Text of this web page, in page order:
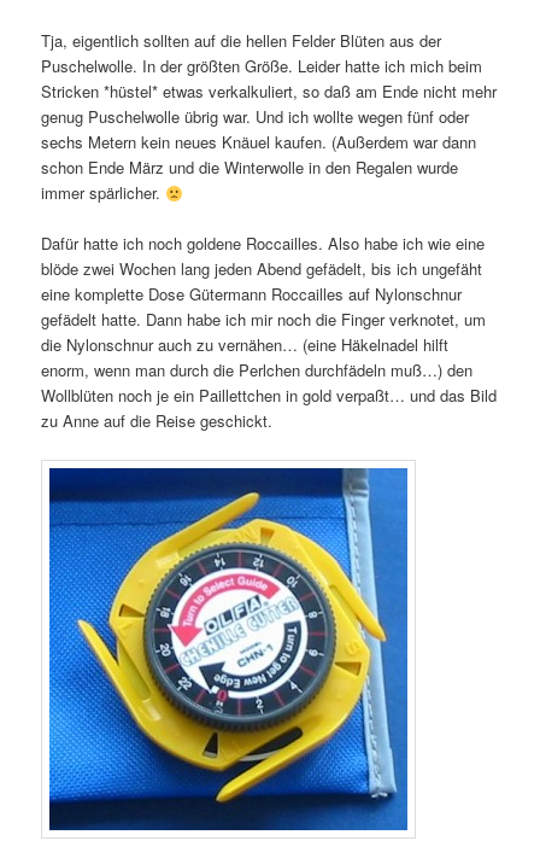
Tja, eigentlich sollten auf die hellen Felder Blüten aus der
Puschelwolle. In der größten Größe. Leider hatte ich mich beim
Stricken *hüstel* etwas verkalkuliert, so daß am Ende nicht mehr
genug Puschelwolle übrig war. Und ich wollte wegen fünf oder
sechs Metern kein neues Knäuel kaufen. (Außerdem war dann
schon Ende März und die Winterwolle in den Regalen wurde
immer spärlicher.
Dafür hatte ich noch goldene Roccailles. Also habe ich wie eine
blöde zwei Wochen lang jeden Abend gefädelt, bis ich ungefäht
eine komplette Dose Gütermann Roccailles auf Nylonschnur
gefädelt hatte. Dann habe ich mir noch die Finger verknotet, um
die Nylonschnur auch zu vernähen… (eine Häkelnadel hilft
enorm, wenn man durch die Perlchen durchfädeln muß…) den
Wollblüten noch je ein Paillettchen in gold verpaßt… und das Bild
zu Anne auf die Reise geschickt.